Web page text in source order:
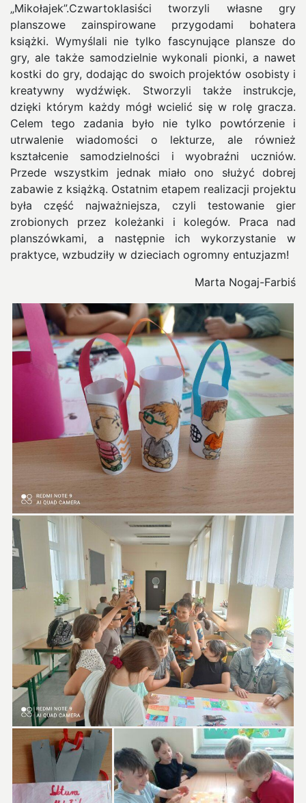
„Mikołajek”.Czwartoklasiści tworzyli własne gry
planszowe zainspirowane przygodami bohatera
książki. Wymyślali nie tylko fascynujące plansze do
gry, ale także samodzielnie wykonali pionki, a nawet
kostki do gry, dodając do swoich projektów osobisty i
kreatywny wydźwięk. Stworzyli także instrukcje,
dzięki którym każdy mógł wcielić się w rolę gracza.
Celem tego zadania było nie tylko powtórzenie i
utrwalenie wiadomości o lekturze, ale również
kształcenie samodzielności i wyobraźni uczniów.
Przede wszystkim jednak miało ono służyć dobrej
zabawie z książką. Ostatnim etapem realizacji projektu
była część najważniejsza, czyli testowanie gier
zrobionych przez koleżanki i kolegów. Praca nad
planszówkami, a następnie ich wykorzystanie w
praktyce, wzbudziły w dzieciach ogromny entuzjazm!
Marta Nogaj-Farbiś